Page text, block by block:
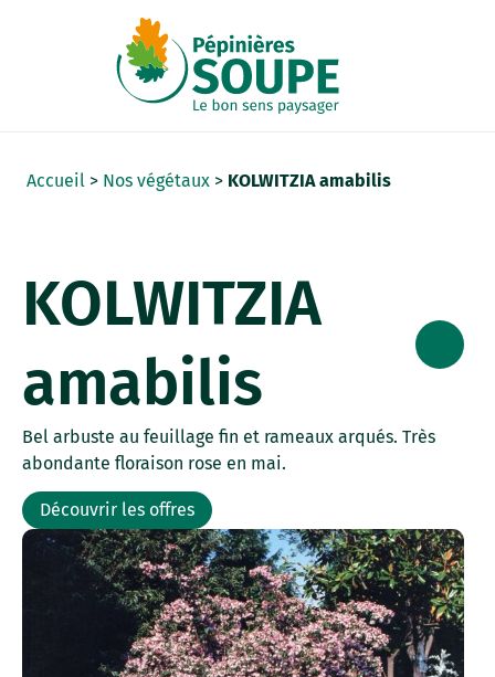
Accueil > Nos végétaux > KOLWITZIA amabilis
KOLWITZIA
amabilis
Bel arbuste au feuillage fin et rameaux arqués. Très
abondante floraison rose en mai.
Découvrir les offres